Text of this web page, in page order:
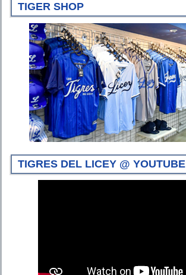
TIGER SHOP
TIGRES DEL LICEY @ YOUTUBE